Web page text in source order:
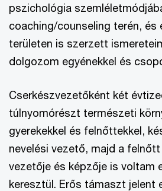
pszichológia
coaching/counseling terén, és
területen is szerzett
dolgozom egyénekkel és
Cserkészvezetőként két
túlnyomórészt természeti
gyerekekkel és felnőttekkel,
nevelési vezető, majd a
vezetője és képzője is voltam
keresztül. Erős támaszt jelent